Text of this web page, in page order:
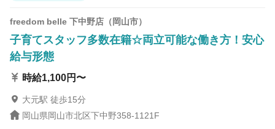
freedom belle 下中野店（岡山市）
子育てスタッフ多数在籍☆両立可能な働き方！安心
給与形態
時給1,100円〜
大元駅 徒歩15分
岡山県岡山市北区下中野358-1121F